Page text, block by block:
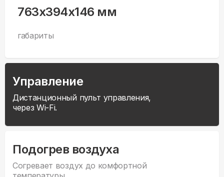
763x394x146 мм
габариты
Управление
Дистанционный пульт управления,
через Wi-Fi.
Подогрев воздуха
Согревает воздух до комфортной